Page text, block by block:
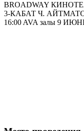
BROADWAY
3-КАБАТ Ч.
16:00 AVA залы 9